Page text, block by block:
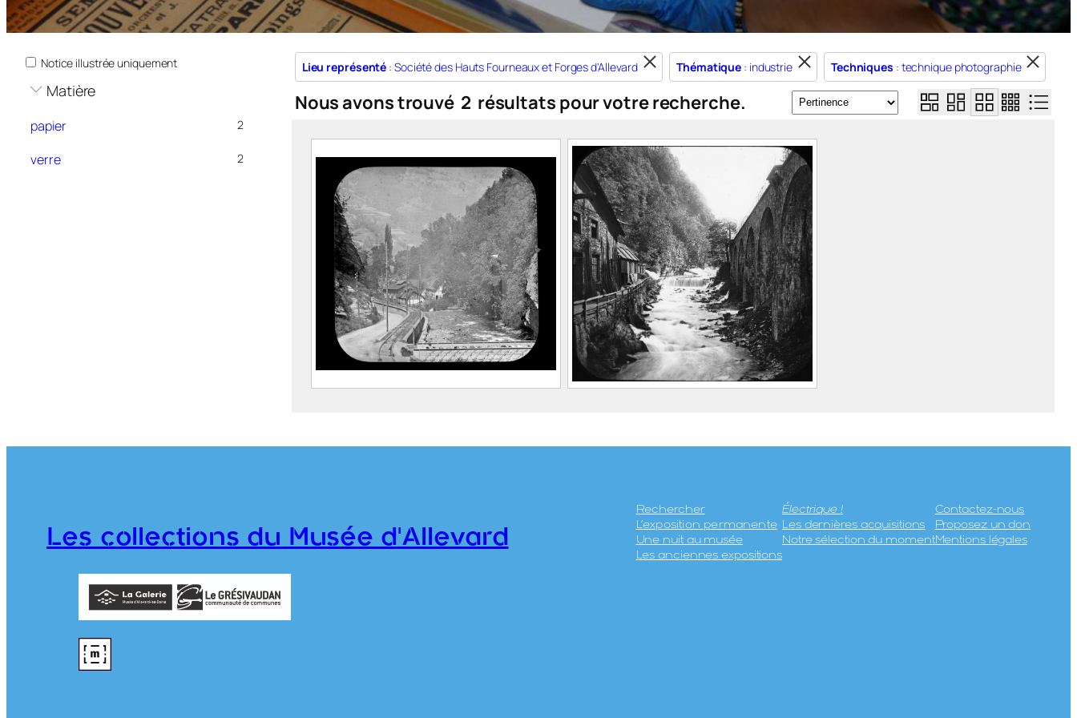
Notice illustrée uniquement
Matière
papier 2
verre 2
Lieu représenté : Société des Hauts Fourneaux et Forges d'Allevard Thématique : industrie Techniques : technique photographie
Nous avons trouvé 2 résultats pour votre recherche.
Allevard, usine métallurgique
2020.0.1
Allevard, usine métallurgique
chemin de fer
Les collections du Musée d'Allevard
Rechercher
L’exposition permanente
Une nuit au musée
Les anciennes expositions
Électrique !
Les dernières acquisitions
Notre sélection du moment
Contactez-nous
Proposez un don
Mentions légales